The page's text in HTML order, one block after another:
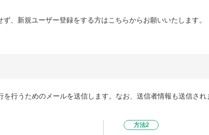
、新規ユーザー登録をする方はこちらからお願いいたします。
行うためのメールを送信します。なお、送信者情報も送信され
方法2